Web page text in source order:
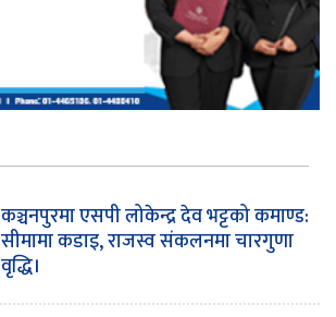
कञ्चनपुरमा एसपी लोकेन्द्र देव भट्टको कमाण्ड:
सीमामा कडाइ, राजस्व संकलनमा चारगुणा
वृद्धि।